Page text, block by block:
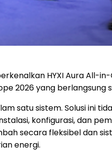
HYXI Aura All-in-
2026 yang berlangsung
satu sistem. Solusi ini
konfigurasi, dan
secara fleksibel dan
energi.